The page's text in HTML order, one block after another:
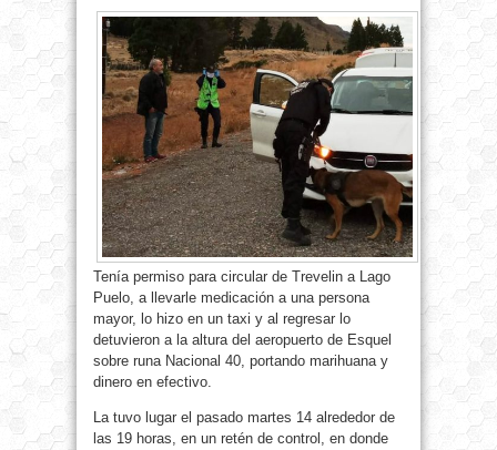
Tenía permiso para circular de Trevelin a Lago
Puelo, a llevarle medicación a una persona
mayor, lo hizo en un taxi y al regresar lo
detuvieron a la altura del aeropuerto de Esquel
sobre runa Nacional 40, portando marihuana y
dinero en efectivo.
La tuvo lugar el pasado martes 14 alrededor de
las 19 horas, en un retén de control, en donde